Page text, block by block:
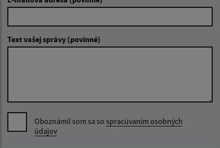
Text vašej správy (povinné)
Oboznámil som sa so spracúvaním osobných
údajov